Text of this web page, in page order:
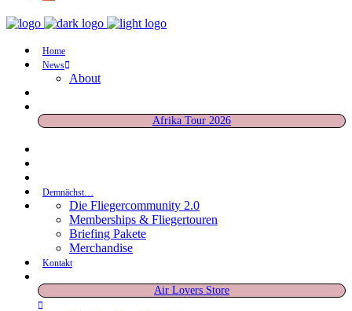
Home
News
About
Afrika Tour 2026
Demnächst…
Die Fliegercommunity 2.0
Memberships & Fliegertouren
Briefing Pakete
Merchandise
Kontakt
Air Lovers Store